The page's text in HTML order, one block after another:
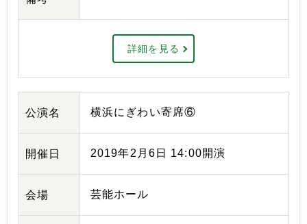
詳細を見る
公演名 横浜にぎわい寄席⑥
開催日 2019年2月6日 14:00開演
会場 芸能ホール